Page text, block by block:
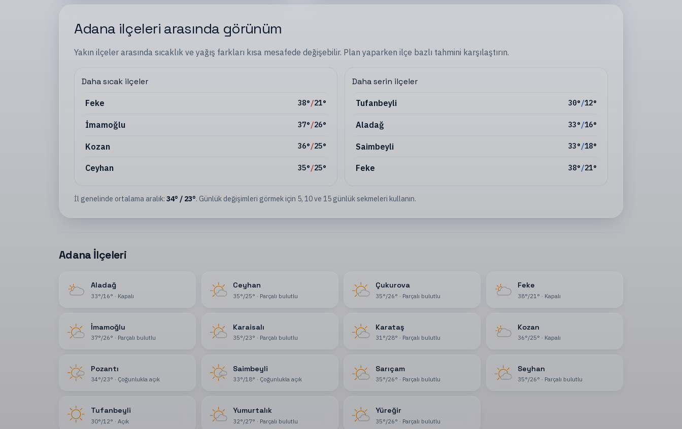
Adana ilçeleri arasında görünüm
Yakın ilçelerarasında sıcaklık ve yağış farkları kısa mesafede değişebilir. Plan yaparken ilçe bazlı tahmini karşılaştırın.
Daha sıcak ilçeler
Feke 38°/21°
İmamoğlu 37°/26°
Kozan 36°/25°
Ceyhan 35°/25°
Daha serin ilçeler
Tufanbeyli 30°/12°
Aladağ 33°/16°
Saimbeyli 33°/18°
Feke 38°/21°
İl genelinde ortalama aralık: 34° / 23°. Günlük değişimleri görmek için 5, 10 ve 15 günlük sekmeleri kullanın.
Adana İlçeleri
Aladağ
33°/16° · Kapalı
Ceyhan
35°/25° · Parçalı bulutlu
Çukurova
35°/26° · Parçalı bulutlu
Feke
38°/21° · Kapalı
İmamoğlu
37°/26° · Parçalı bulutlu
Karaisalı
35°/23° · Parçalı bulutlu
Karataş
31°/28° · Parçalı bulutlu
Kozan
36°/25° · Kapalı
Pozantı
34°/23° · Çoğunlukla açık
Saimbeyli
33°/18° · Çoğunlukla açık
Sarıçam
35°/26° · Parçalı bulutlu
Seyhan
35°/26° · Parçalı bulutlu
Tufanbeyli
30°/12° · Açık
Yumurtalık
32°/27° · Parçalı bulutlu
Yüreğir
35°/26° · Parçalı bulutlu